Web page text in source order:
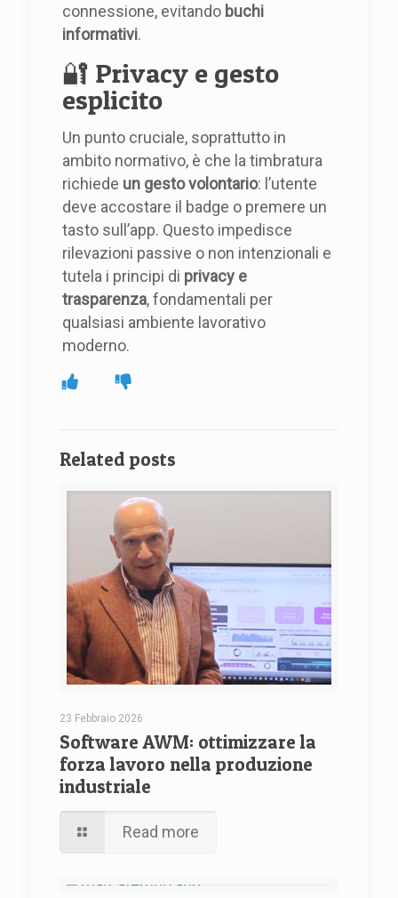
connessione, evitando buchi
informativi.
🔐 Privacy e gesto
esplicito
Un punto cruciale, soprattutto in
ambito normativo, è che la timbratura
richiede un gesto volontario: l’utente
deve accostare il badge o premere un
tasto sull’app. Questo impedisce
rilevazioni passive o non intenzionali e
tutela i principi di privacy e
trasparenza, fondamentali per
qualsiasi ambiente lavorativo
moderno.
Related posts
23 Febbraio 2026
Software AWM: ottimizzare la
forza lavoro nella produzione
industriale
Read more